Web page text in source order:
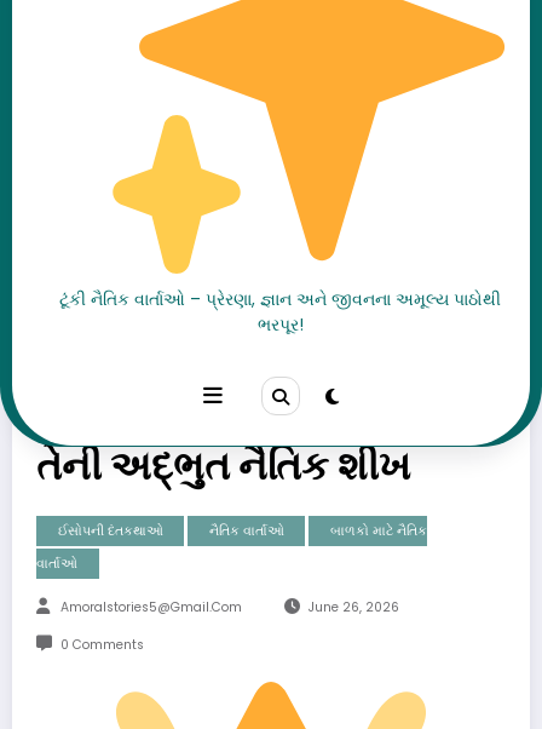
ટૂંકી નૈતિક વાર્તાઓ – પ્રેરણા, જ્ઞાન અને જીવનના અમૂલ્ય પાઠોથી
ભરપૂર!
The Boy Who Cried Wolf
બોલતો ગોવાળિયો વાર્તા અને
તેની અદ્ભુત નૈતિક શીખ
ઈસોપની દંતકથાઓ નૈતિક વાર્તાઓ
બાળકો માટે નૈતિક
વાર્તાઓ
Amoralstories5@gmail.com June 26, 2026
0 Comments